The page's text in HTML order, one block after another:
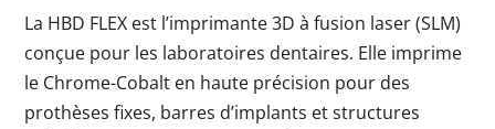
La HBD FLEX est l’imprimante 3D à fusion laser (SLM)
conçue pour les laboratoires dentaires. Elle imprime
le Chrome-Cobalt en haute précision pour des
prothèses fixes, barres d’implants et structures